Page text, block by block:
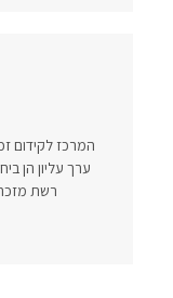
המרכז לקידום
ערך עליון הן
רשת מזכה